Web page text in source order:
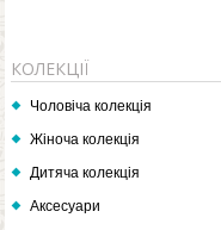
КОЛЕКЦІЇ
Чоловіча колекція
Жіноча колекція
Дитяча колекція
Аксесуари